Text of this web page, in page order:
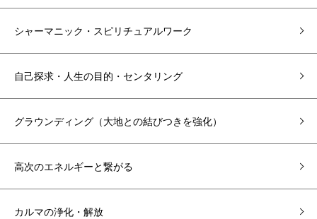
シャーマニック・スピリチュアルワーク
自己探求・人生の目的・センタリング
グラウンディング（大地との結びつきを強化）
高次のエネルギーと繋がる
カルマの浄化・解放